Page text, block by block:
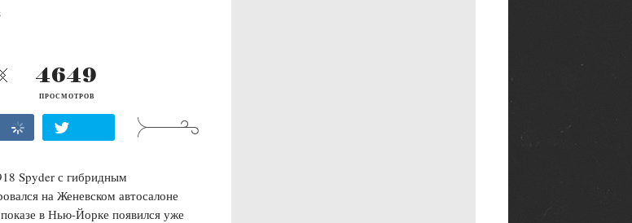
4649
ПРОСМОТРОВ
Spyder с гибридным
на Женевском автосалоне
в Нью-Йорке появился уже